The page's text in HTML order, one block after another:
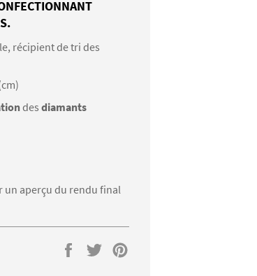
récipient de tri des
des diamants
un aperçu du rendu final
PartagerTweeter